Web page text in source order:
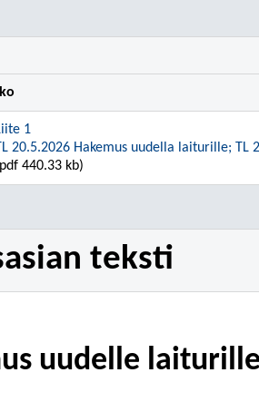
1
20.5.2026 Hakemus uudella laiturille; TL
440.33 kb)
teksti
uudelle